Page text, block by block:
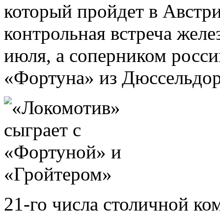
который пройдет в
контрольная встреча
июля, а соперником
«Фортуна» из
21-го числа столичной